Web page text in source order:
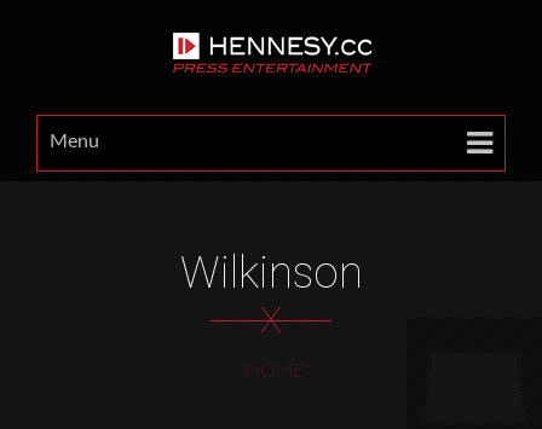
Menu
Wilkinson
X
HOME